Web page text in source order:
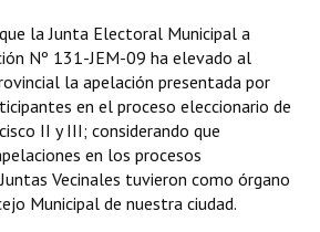
la Junta Electoral Municipal a
Nº 131-JEM-09 ha elevado al
la apelación presentada por
en el proceso eleccionario de
II y III; considerando que
en los procesos
Vecinales tuvieron como órgano
Municipal de nuestra ciudad.